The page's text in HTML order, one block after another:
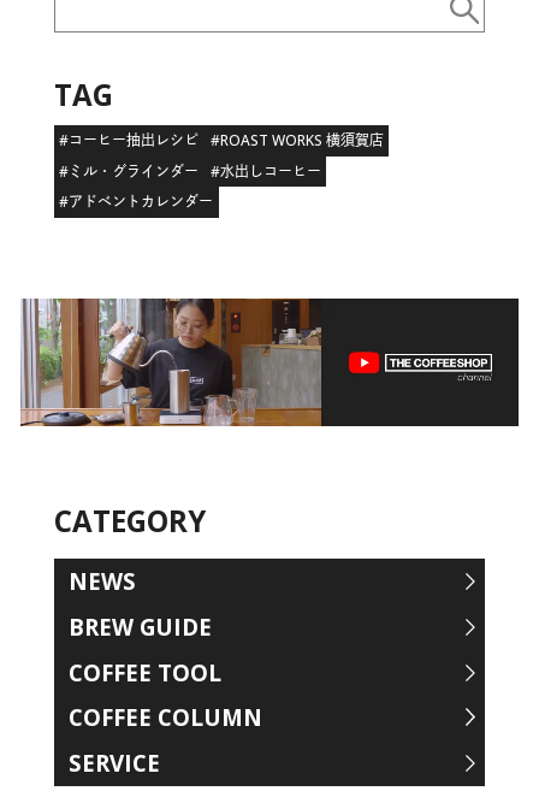
TAG
#コーヒー抽出レシピ #ROAST WORKS 横須賀店
#ミル・グラインダー
#水出しコーヒー
#アドベントカレンダー
CATEGORY
NEWS
BREW GUIDE
COFFEE TOOL
COFFEE COLUMN
SERVICE